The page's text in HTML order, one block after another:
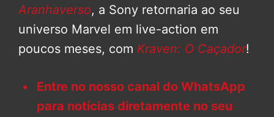
Aranhaverso, a Sony retornaria ao seu
universo Marvel em live-action em
poucos meses, com Kraven: O Caçador!
Entre no nosso canal do WhatsApp
para notícias diretamente no seu